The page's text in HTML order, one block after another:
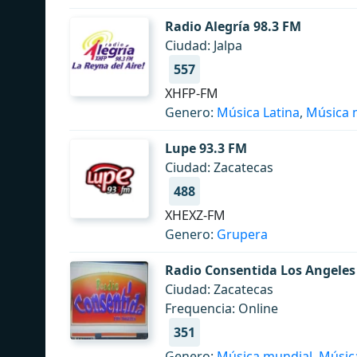
Radio Alegría 98.3 FM
Ciudad: Jalpa
557
XHFP-FM
Genero: Música Latina, Música
Lupe 93.3 FM
Ciudad: Zacatecas
488
XHEXZ-FM
Genero: Grupera
Radio Consentida Los Angeles
Ciudad: Zacatecas
Frequencia: Online
351